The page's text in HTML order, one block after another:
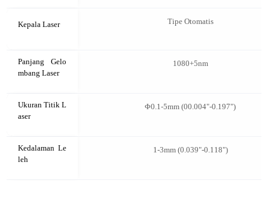
Kepala Laser Tipe Otomatis
Panjang Gelo
mbang Laser
1080+5nm
Ukuran Titik L
aser
Φ0.1-5mm (00.004"-0.197")
Kedalaman Le
leh
1-3mm (0.039"-0.118")